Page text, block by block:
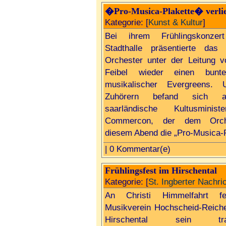
�Pro-Musica-Plakette�
Kategorie: [Kunst & Kultur]
Bei ihrem
Stadthalle präsentierte das
Orchester unter der Leitung
Feibel wieder einen
musikalischer Evergreens.
Zuhörern befand sich
saarländische
Commercon, der dem
diesem Abend die „Pro-
| 0 Kommentar(e)
Frühlingsfest im Hirschental
Kategorie: [St. Ingberter
An Christi Himmelfahrt
Musikverein Hochscheid-
Hirschental sein